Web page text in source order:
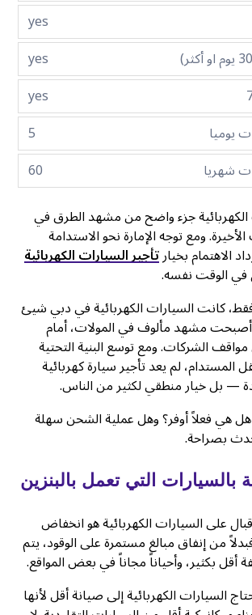
yes
yes
yes
يوميا
5
شهريا
60
جزء واضح من مشهد الطرق في
ومع توجه الإمارة نحو الاستدامة
الاهتمام بخيارتأجير السيارات الكهربائية
في الوقت نفسه.
كانت السيارات الكهربائية في دبي شيئ
أصبحت مشهد مألوف في المولات، أمام
الشركات. ومع توسع البنية التحتية
المستدام، لم يعد تأجير سيارة كهربائية
— بل خيار منطقي لكثير من الناس.
هل هي فعلاً أوفر؟ وهل عملية الشحن سهلة
بصراحة.
بالسيارات التي تعمل بالبنزين
على السيارات الكهربائية هو انخفاض
من إنفاق مبالغ مستمرة على الوقود، يتم
أقل بكثير، وأحياناً مجاناً في بعض المواقع.
السيارات الكهربائية إلى صيانة أقل لأنها